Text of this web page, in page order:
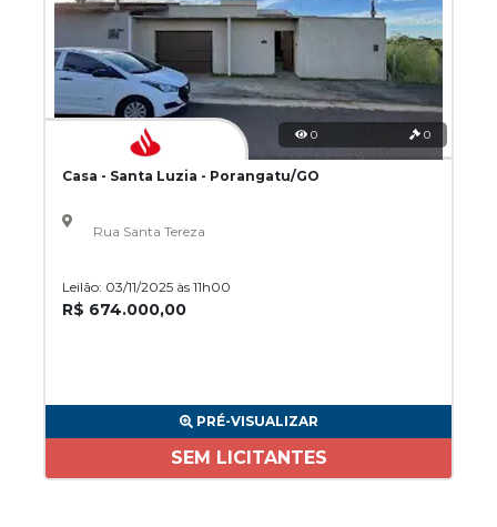
0 0
Casa - Santa Luzia - Porangatu/GO
Rua Santa Tereza
Leilão: 03/11/2025 às 11h00
R$ 674.000,00
PRÉ-VISUALIZAR
SEM LICITANTES